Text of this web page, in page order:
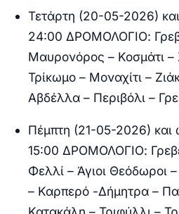
Τετάρτη (20-05-2026)
24:00 ΔΡΟΜΟΛΟΓΙΟ:
Μαυρονόρος – Κοσμάτι
Τρίκωμο – Μοναχίτι –
Αβδέλλα – Περιβόλι –
Πέμπτη (21-05-2026)
15:00 ΔΡΟΜΟΛΟΓΙΟ:
Φελλί – Άγιοι Θεόδωροι
– Καρπερό -Δήμητρα –